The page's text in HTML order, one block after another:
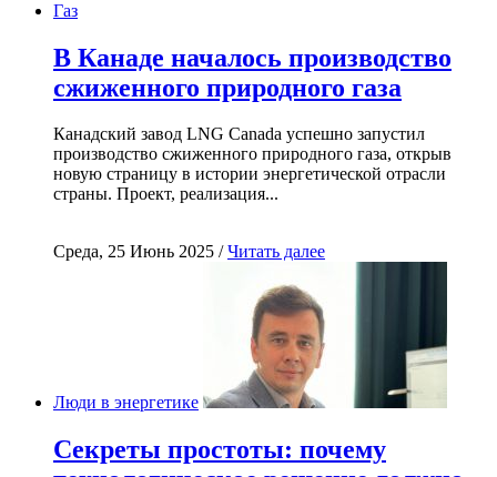
Газ
В Канаде началось производство
сжиженного природного газа
Канадский завод LNG Canada успешно запустил
производство сжиженного природного газа, открыв
новую страницу в истории энергетической отрасли
страны. Проект, реализация...
Среда, 25 Июнь 2025 /Читать далее
Люди в энергетике
Секреты простоты: почему